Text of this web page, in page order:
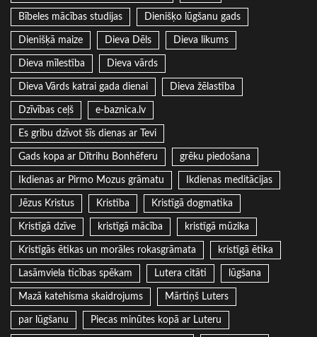
Bībeles mācības studijas Dienišķo lūgšanu gads
Dienišķā maize Dieva Dēls Dieva likums
Dieva mīlestība Dieva vārds
Dieva Vārds katrai gada dienai Dieva žēlastība
Dzīvības ceļš e-baznica.lv
Es gribu dzīvot šīs dienas ar Tevi
Gads kopa ar Dītrihu Bonhēferu grēku piedošana
Ikdienas ar Pirmo Mozus grāmatu Ikdienas meditācijas
Jēzus Kristus Kristība Kristīgā dogmatika
Kristīgā dzīve kristīgā mācība kristīgā mūzika
Kristīgās ētikas un morāles rokasgrāmata kristīgā ētika
Lasāmviela ticības spēkam Lutera citāti lūgšana
Mazā katehisma skaidrojums Mārtiņš Luters
par lūgšanu Piecas minūtes kopā ar Luteru